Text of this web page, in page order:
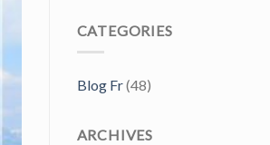
CATEGORIES
Blog Fr(48)
ARCHIVES